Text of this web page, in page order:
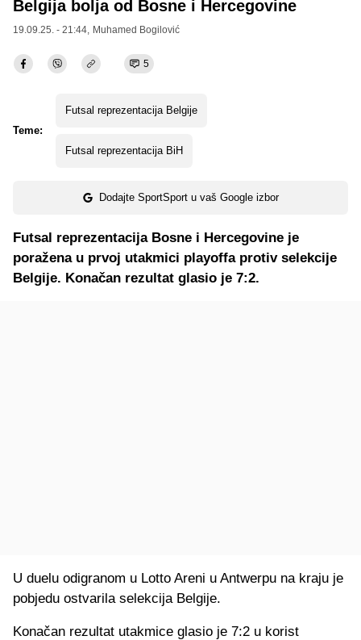
Belgija bolja od Bosne i Hercegovine
19.09.25. - 21:44, Muhamed Bogilović
5
Teme:
Futsal reprezentacija Belgije
Futsal reprezentacija BiH
Dodajte SportSport u vaš Google izbor
Futsal reprezentacija Bosne i Hercegovine je
poražena u prvoj utakmici playoffa protiv selekcije
Belgije. Konačan rezultat glasio je 7:2.
U duelu odigranom u Lotto Areni u Antwerpu na kraju je
pobjedu ostvarila selekcija Belgije.
Konačan rezultat utakmice glasio je 7:2 u korist